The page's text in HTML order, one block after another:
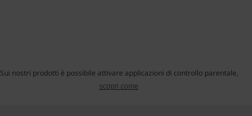
Sui nostri prodotti è possibile attivare applicazioni di controllo parentale,
scopri come